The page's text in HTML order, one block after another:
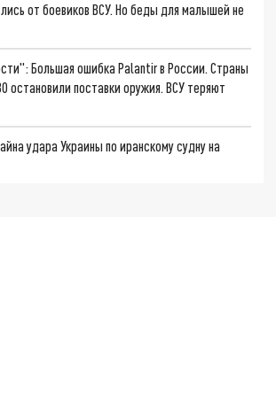
от боевиков ВСУ. Но беды для малышей не
Большая ошибка Palantir в России. Страны
остановили поставки оружия. ВСУ теряют
удара Украины по иранскому судну на